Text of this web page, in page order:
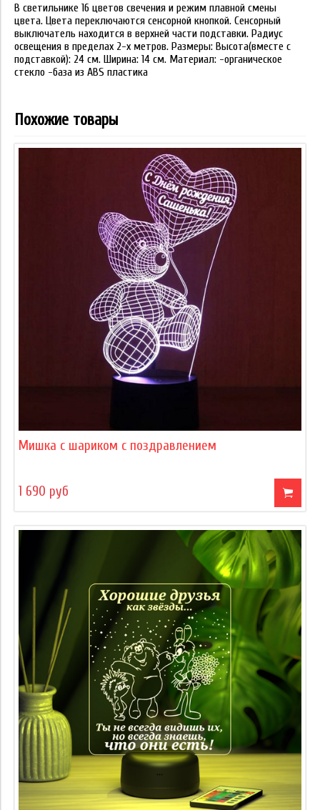
В светильнике 16 цветов свечения и режим плавной смены
цвета. Цвета переключаются сенсорной кнопкой. Сенсорный
выключатель находится в верхней части подставки. Радиус
освещения в пределах 2-х метров. Размеры: Высота(вместе с
подставкой): 24 см. Ширина: 14 см. Материал: -органическое
стекло -база из ABS пластика
Похожие товары
Мишка с шариком с поздравлением
1 690 руб